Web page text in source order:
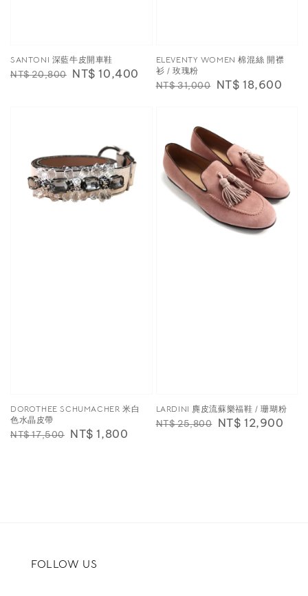
SANTONI 深藍牛皮開車鞋
Regular
NT$ 20,800 Sale
NT$ 10,400
ELEVENTY WOMEN 棉混絲 開襟
衫 / 玫瑰粉
Regular
NT$ 31,000 Sale
NT$ 18,600
DOROTHEE SCHUMACHER 米白
色水晶皮帶
Regular
NT$ 17,500 Sale
NT$ 1,800
LARDINI 麂皮流蘇樂福鞋 / 珊瑚粉
Regular
NT$ 25,800 Sale
NT$ 12,900
FOLLOW US